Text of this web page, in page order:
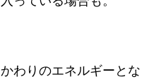
わりのエネルギーとな